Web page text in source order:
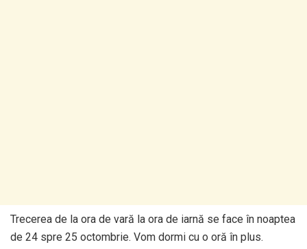
Trecerea de la ora de vară la ora de iarnă se face în noaptea
de 24 spre 25 octombrie. Vom dormi cu o oră în plus.